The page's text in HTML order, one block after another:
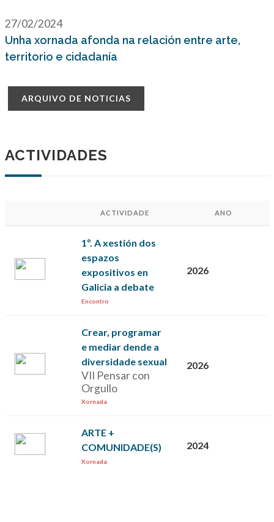
27/02/2024
Unha xornada afonda na relación entre arte,
territorio e cidadanía
ARQUIVO DE NOTICIAS
ACTIVIDADES
ACTIVIDADE ANO
1º. A xestión dos
espazos
expositivos en
Galicia a debate
Encontro
2026
Crear, programar
e mediar dende a
diversidade sexual
VII Pensar con
Orgullo
Xornada
2026
ARTE +
COMUNIDADE(S)
Xornada
2024